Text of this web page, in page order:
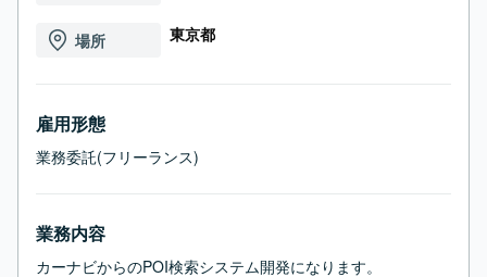
場所 東京都
雇用形態
業務委託(フリーランス)
業務内容
カーナビからのPOI検索システム開発になります。